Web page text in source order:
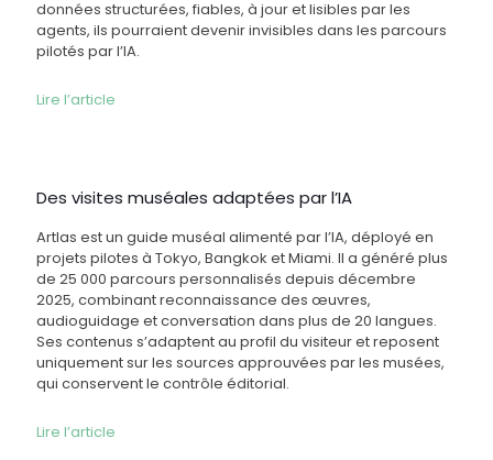
données structurées, fiables, à jour et lisibles par les
agents, ils pourraient devenir invisibles dans les parcours
pilotés par l’IA.
Lire l’article
Des visites muséales adaptées par l’IA
Artlas est un guide muséal alimenté par l’IA, déployé en
projets pilotes à Tokyo, Bangkok et Miami. Il a généré plus
de 25 000 parcours personnalisés depuis décembre
2025, combinant reconnaissance des œuvres,
audioguidage et conversation dans plus de 20 langues.
Ses contenus s’adaptent au profil du visiteur et reposent
uniquement sur les sources approuvées par les musées,
qui conservent le contrôle éditorial.
Lire l’article